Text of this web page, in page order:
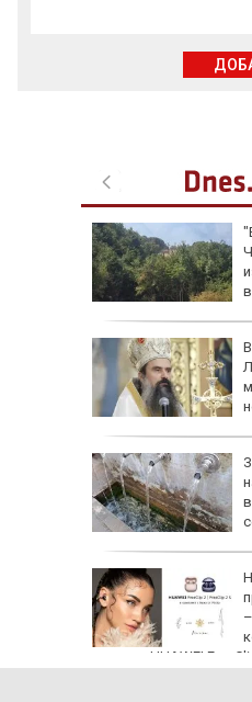
серията HUAWEI FreeClip